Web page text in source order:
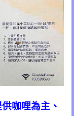
咖哩為主、